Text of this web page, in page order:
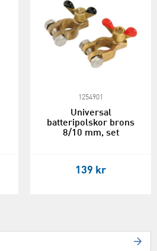
1254901
Universal
batteripolskor brons
8/10 mm, set
139 kr